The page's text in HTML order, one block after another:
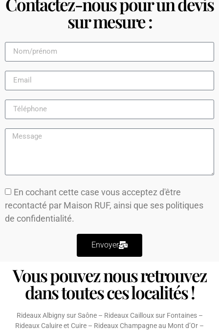
sur mesure :
En cochant cette case vous acceptez d'être
recontacté par Maison RUF, ainsi que ses politiques
de confidentialité.
Envoyer
Vous pouvez nous retrouvez
dans toutes ces localités !
Rideaux Albigny sur Saône– Rideaux Cailloux sur Fontaines–
Rideaux Caluire et Cuire – Rideaux Champagne au Mont d’Or –